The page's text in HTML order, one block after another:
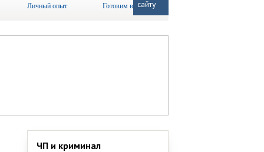
Личный опыт Готовим вместе
ЧП и криминал